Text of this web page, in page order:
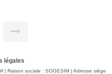
légales
| Raison sociale : SOGESIM | Adresse siège